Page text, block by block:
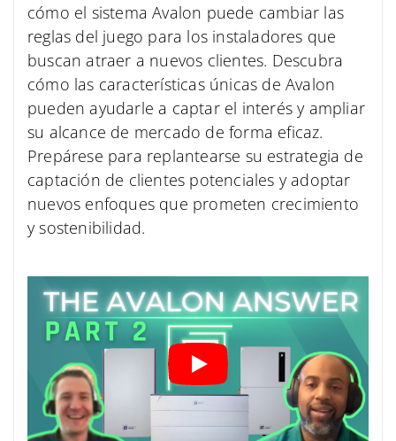
cómo el sistema Avalon puede cambiar las
reglas del juego para los instaladores que
buscan atraer a nuevos clientes. Descubra
cómo las características únicas de Avalon
pueden ayudarle a captar el interés y ampliar
su alcance de mercado de forma eficaz.
Prepárese para replantearse su estrategia de
captación de clientes potenciales y adoptar
nuevos enfoques que prometen crecimiento
y sostenibilidad.